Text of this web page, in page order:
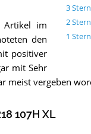
3
2
1 Stern
Artikel im
den
positiver
mit Sehr
meist vergeben
107H XL